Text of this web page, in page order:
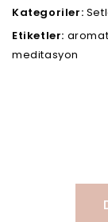
Kategoriler:
Etiketler:
meditasyon